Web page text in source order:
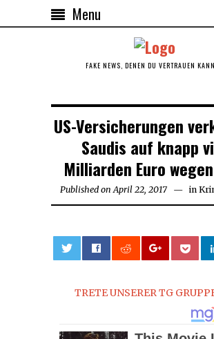
Menu
FAKE NEWS, DENEN DU VERTRAUEN
US-Versicherungen
Saudis auf knapp
Milliarden Euro
Published on April 22, 2017 in
TRETE UNSERER TG